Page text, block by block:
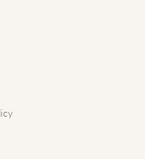
rätt. Det har blivit min